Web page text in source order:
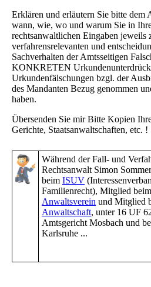
Erklären und erläutern Sie bitte dem
wann, wie, wo und warum Sie in
rechtsanwaltlichen Eingaben jeweils
verfahrensrelevanten und
Sachverhalten der Amtsseitigen
KONKRETEN
Urkundenfälschungen bzgl. der
des Mandanten Bezug genommen
haben.
Übersenden Sie mir Bitte Kopien
Gerichte, Staatsanwaltschaften, etc. !
Während der Fall- und
Rechtsanwalt Simon
beim ISUV
Familienrecht), Mitglied beim
Anwaltsverein und Mitglied
Anwaltschaft, unter 16 UF
Amtsgericht Mosbach und
Karlsruhe ...